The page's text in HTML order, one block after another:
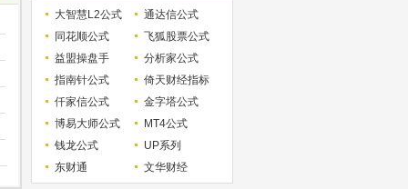
大智慧L2公式
通达信公式
同花顺公式
飞狐股票公式
益盟操盘手
分析家公式
指南针公式
倚天财经指标
仟家信公式
金字塔公式
博易大师公式
MT4公式
钱龙公式
UP系列
东财通
文华财经